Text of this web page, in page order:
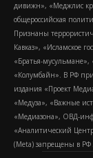
дивижн», «Меджлис
общероссийская
Признаны
Кавказ», «Исламское
«Братья-мусульмане»,
«Колумбайн». В РФ
издания «Проект
«Медуза», «Важные
«Медиазона», ОВД-
«Аналитический
(Metа) запрещены в РФ